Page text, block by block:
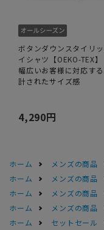
ボタンダウンスタイリ
イシャツ【OEKO-TEX】
幅広いお客様に対応す
計されたサイズ感
4,290円
ホーム メンズの商品
ホーム
メンズの商品
ホーム
メンズの商品
ホーム
メンズの商品
ホーム
セットセール